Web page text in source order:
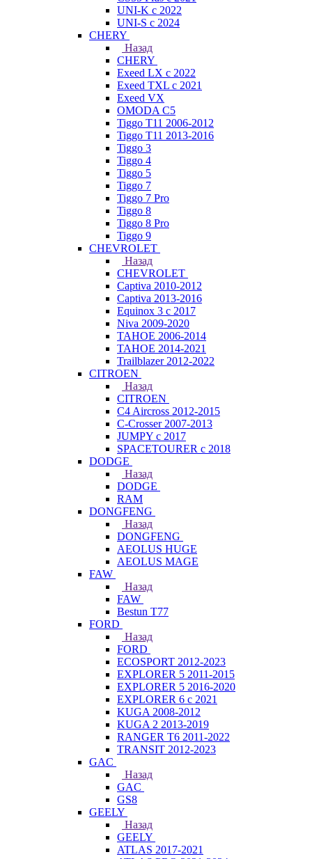
UNI-K с 2022
UNI-S с 2024
CHERY
Назад
CHERY
Exeed LX с 2022
Exeed TXL с 2021
Exeed VX
OMODA C5
Tiggo T11 2006-2012
Tiggo T11 2013-2016
Tiggo 3
Tiggo 4
Tiggo 5
Tiggo 7
Tiggo 7 Pro
Tiggo 8
Tiggo 8 Pro
Tiggo 9
CHEVROLET
Назад
CHEVROLET
Captiva 2010-2012
Captiva 2013-2016
Equinox 3 с 2017
Niva 2009-2020
TAHOE 2006-2014
TAHOE 2014-2021
Trailblazer 2012-2022
CITROEN
Назад
CITROEN
C4 Aircross 2012-2015
C-Crosser 2007-2013
JUMPY с 2017
SPACETOURER с 2018
DODGE
Назад
DODGE
RAM
DONGFENG
Назад
DONGFENG
AEOLUS HUGE
AEOLUS MAGE
FAW
Назад
FAW
Bestun T77
FORD
Назад
FORD
ECOSPORT 2012-2023
EXPLORER 5 2011-2015
EXPLORER 5 2016-2020
EXPLORER 6 с 2021
KUGA 2008-2012
KUGA 2 2013-2019
RANGER T6 2011-2022
TRANSIT 2012-2023
GAC
Назад
GAC
GS8
GEELY
Назад
GEELY
ATLAS 2017-2021